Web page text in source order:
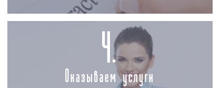
дольше реклама выходит в эфире телеканала,
Процесс размещения рекламы на канале 360
можно разделить на несколько этапов:
подготовительный и выход рекламы в
4.
Оказываем услуги